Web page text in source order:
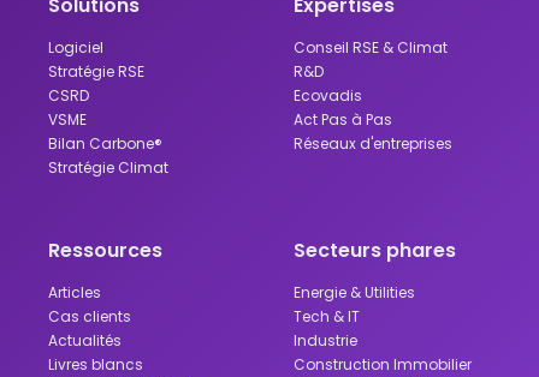
Solutions
Logiciel
Stratégie RSE
CSRD
VSME
Bilan Carbone®
Stratégie Climat
Expertises
Conseil RSE & Climat
R&D
Ecovadis
Act Pas à Pas
Réseaux d'entreprises
Ressources
Articles
Cas clients
Actualités
Livres blancs
Secteurs phares
Energie & Utilities
Tech & IT
Industrie
Construction Immobilier